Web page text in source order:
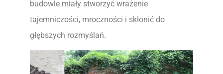
budowle miały stworzyć wrażenie
tajemniczości, mroczności i skłonić do
głębszych rozmyślań.